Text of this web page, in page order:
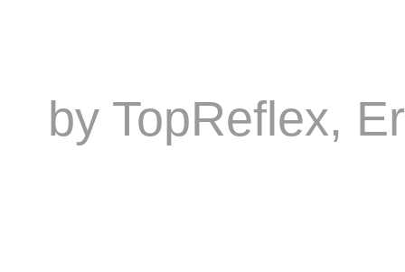
by TopReflex,